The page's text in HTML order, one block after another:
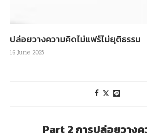
ปล่อยวางความคิดไม่แฟร์ไม่ยุติธรรม
16 June 2025
Part 2 การปล่อยวาง